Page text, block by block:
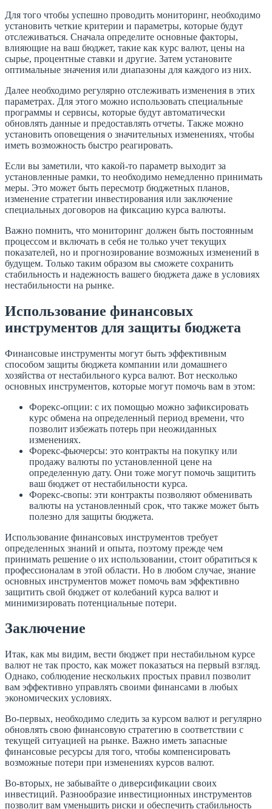
Для того чтобы успешно проводить мониторинг, необходимо
установить четкие критерии и параметры, которые будут
отслеживаться. Сначала определите основные факторы,
влияющие на ваш бюджет, такие как курс валют, цены на
сырье, процентные ставки и другие. Затем установите
оптимальные значения или диапазоны для каждого из них.
Далее необходимо регулярно отслеживать изменения в этих
параметрах. Для этого можно использовать специальные
программы и сервисы, которые будут автоматически
обновлять данные и предоставлять отчеты. Также можно
установить оповещения о значительных изменениях, чтобы
иметь возможность быстро реагировать.
Если вы заметили, что какой-то параметр выходит за
установленные рамки, то необходимо немедленно принимать
меры. Это может быть пересмотр бюджетных планов,
изменение стратегии инвестирования или заключение
специальных договоров на фиксацию курса валюты.
Важно помнить, что мониторинг должен быть постоянным
процессом и включать в себя не только учет текущих
показателей, но и прогнозирование возможных изменений в
будущем. Только таким образом вы сможете сохранить
стабильность и надежность вашего бюджета даже в условиях
нестабильности на рынке.
Использование финансовых
инструментов для защиты бюджета
Финансовые инструменты могут быть эффективным
способом защиты бюджета компании или домашнего
хозяйства от нестабильного курса валют. Вот несколько
основных инструментов, которые могут помочь вам в этом:
Форекс-опции: с их помощью можно зафиксировать
курс обмена на определенный период времени, что
позволит избежать потерь при неожиданных
изменениях.
Форекс-фьючерсы: это контракты на покупку или
продажу валюты по установленной цене на
определенную дату. Они тоже могут помочь защитить
ваш бюджет от нестабильности курса.
Форекс-свопы: эти контракты позволяют обменивать
валюты на установленный срок, что также может быть
полезно для защиты бюджета.
Использование финансовых инструментов требует
определенных знаний и опыта, поэтому прежде чем
принимать решение о их использовании, стоит обратиться к
профессионалам в этой области. Но в любом случае, знание
основных инструментов может помочь вам эффективно
защитить свой бюджет от колебаний курса валют и
минимизировать потенциальные потери.
Заключение
Итак, как мы видим, вести бюджет при нестабильном курсе
валют не так просто, как может показаться на первый взгляд.
Однако, соблюдение нескольких простых правил позволит
вам эффективно управлять своими финансами в любых
экономических условиях.
Во-первых, необходимо следить за курсом валют и регулярно
обновлять свою финансовую стратегию в соответствии с
текущей ситуацией на рынке. Важно иметь запасные
финансовые ресурсы для того, чтобы компенсировать
возможные потери при изменениях курсов валют.
Во-вторых, не забывайте о диверсификации своих
инвестиций. Разнообразие инвестиционных инструментов
позволит вам уменьшить риски и обеспечить стабильность